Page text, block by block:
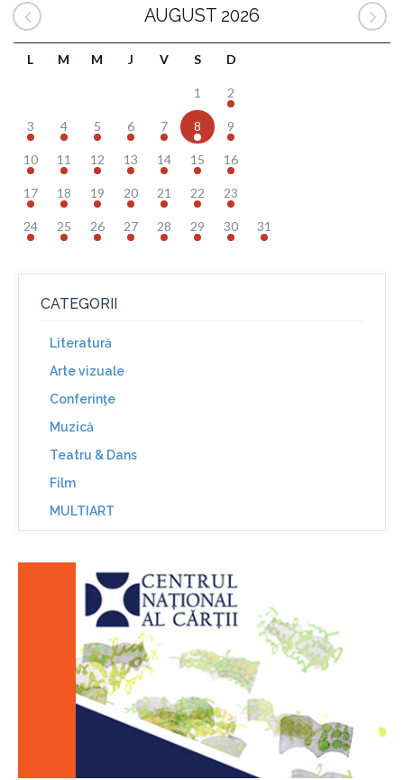
AUGUST 2026
L M M J V S D
1 2
3 4 5 6 7 8 9
10 11 12 13 14 15 16
17 18 19 20 21 22 23
24 25 26 27 28 29 30 31
CATEGORII
Literatură
Arte vizuale
Conferinţe
Muzică
Teatru & Dans
Film
MULTIART